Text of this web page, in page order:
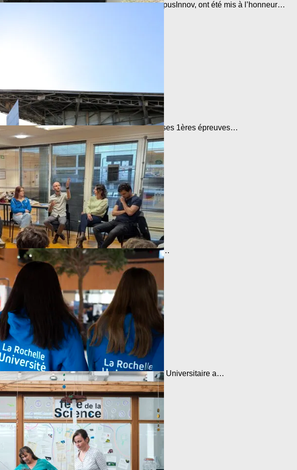
Université, accompagnés par OpenCampusInnov, ont été mis à l’honneur…
La Rochelle…
de La Rochelle Université a organisé ses 1ères épreuves…
la liste des 2 % de scientifiques les plus…
en…
la Région Nouvelle-Aquitaine, La Rochelle Universitaire a…